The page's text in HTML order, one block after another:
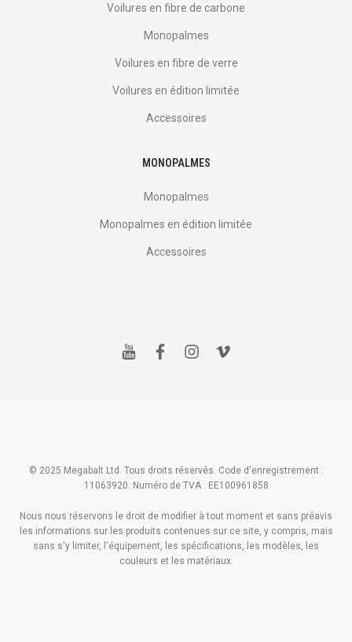
Voilures en fibre de carbone
Monopalmes
Voilures en fibre de verre
Voilures en édition limitée
Accessoires
MONOPALMES
Monopalmes
Monopalmes en édition limitée
Accessoires
y f i v
© 2025 Megabalt Ltd. Tous droits réservés. Code d'enregistrement :
11063920. Numéro de TVA : EE100961858
Nous nous réservons le droit de modifier à tout moment et sans préavis
les informations sur les produits contenues sur ce site, y compris, mais
sans s'y limiter, l'équipement, les spécifications, les modèles, les
couleurs et les matériaux.